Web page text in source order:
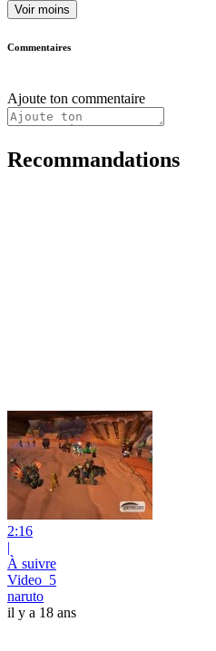
Voir moins
Commentaires
Ajoute ton commentaire
Recommandations
2:16
|
À suivre
Video_5
naruto
il y a 18 ans